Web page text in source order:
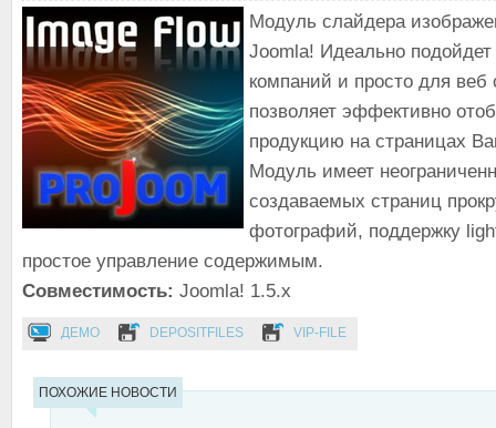
Модуль слайдера
Joomla! Идеально
компаний и просто для
позволяет эффективно
продукцию на страницах
Модуль имеет
создаваемых страниц
фотографий, поддержку
простое управление содержимым.
Совместимость: Joomla! 1.5.x
ДЕМО DEPOSITFILES VIP-FILE
ПОХОЖИЕ НОВОСТИ